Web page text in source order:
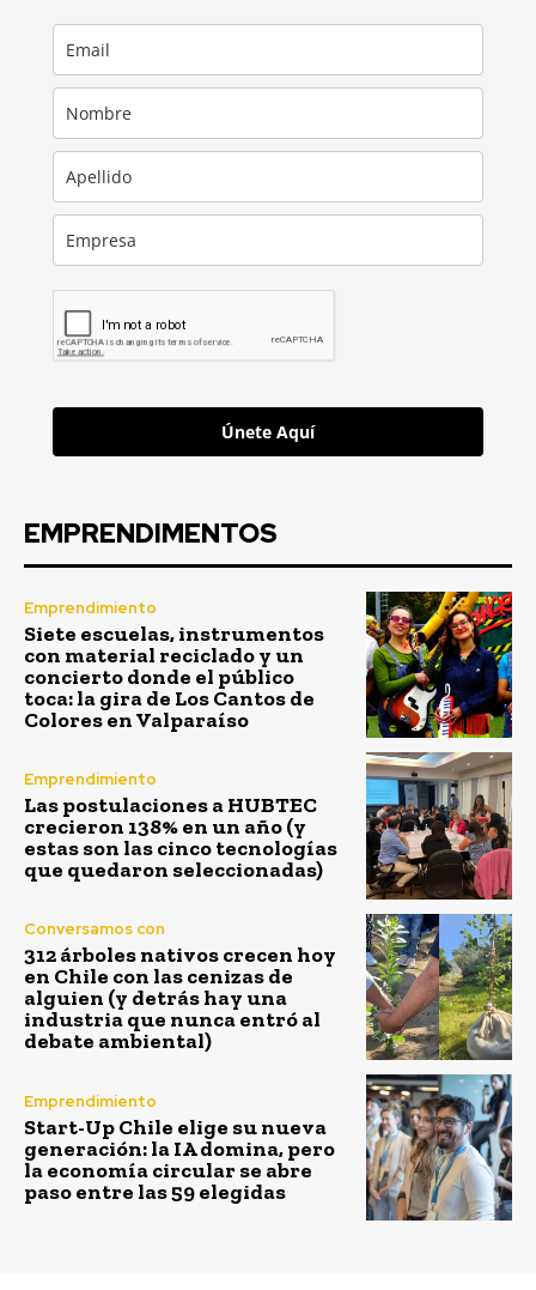
Únete Aquí
EMPRENDIMENTOS
Emprendimiento
Siete escuelas, instrumentos
con material reciclado y un
concierto donde el público
toca: la gira de Los Cantos de
Colores en Valparaíso
Emprendimiento
Las postulaciones a HUBTEC
crecieron 138% en un año (y
estas son las cinco tecnologías
que quedaron seleccionadas)
Conversamos con
312 árboles nativos crecen hoy
en Chile con las cenizas de
alguien (y detrás hay una
industria que nunca entró al
debate ambiental)
Emprendimiento
Start-Up Chile elige su nueva
generación: la IA domina, pero
la economía circular se abre
paso entre las 59 elegidas